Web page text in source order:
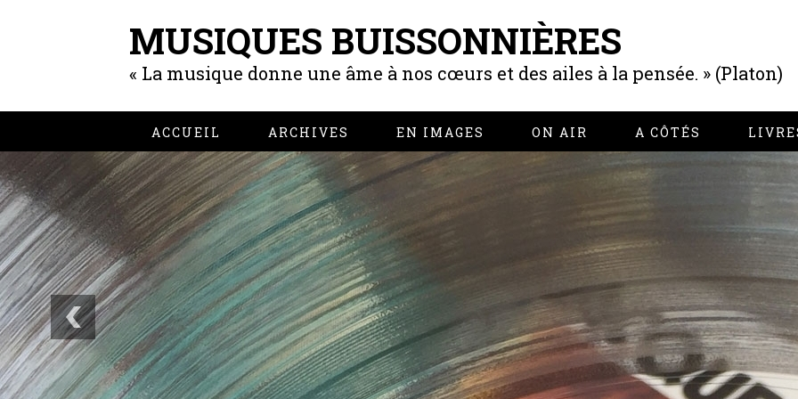
MUSIQUES BUISSONNIÈRES
« La musique donne une âme à nos cœurs et des ailes à la pensée. » (Platon)
ACCUEIL ARCHIVES EN IMAGES ON AIR A CÔTÉS